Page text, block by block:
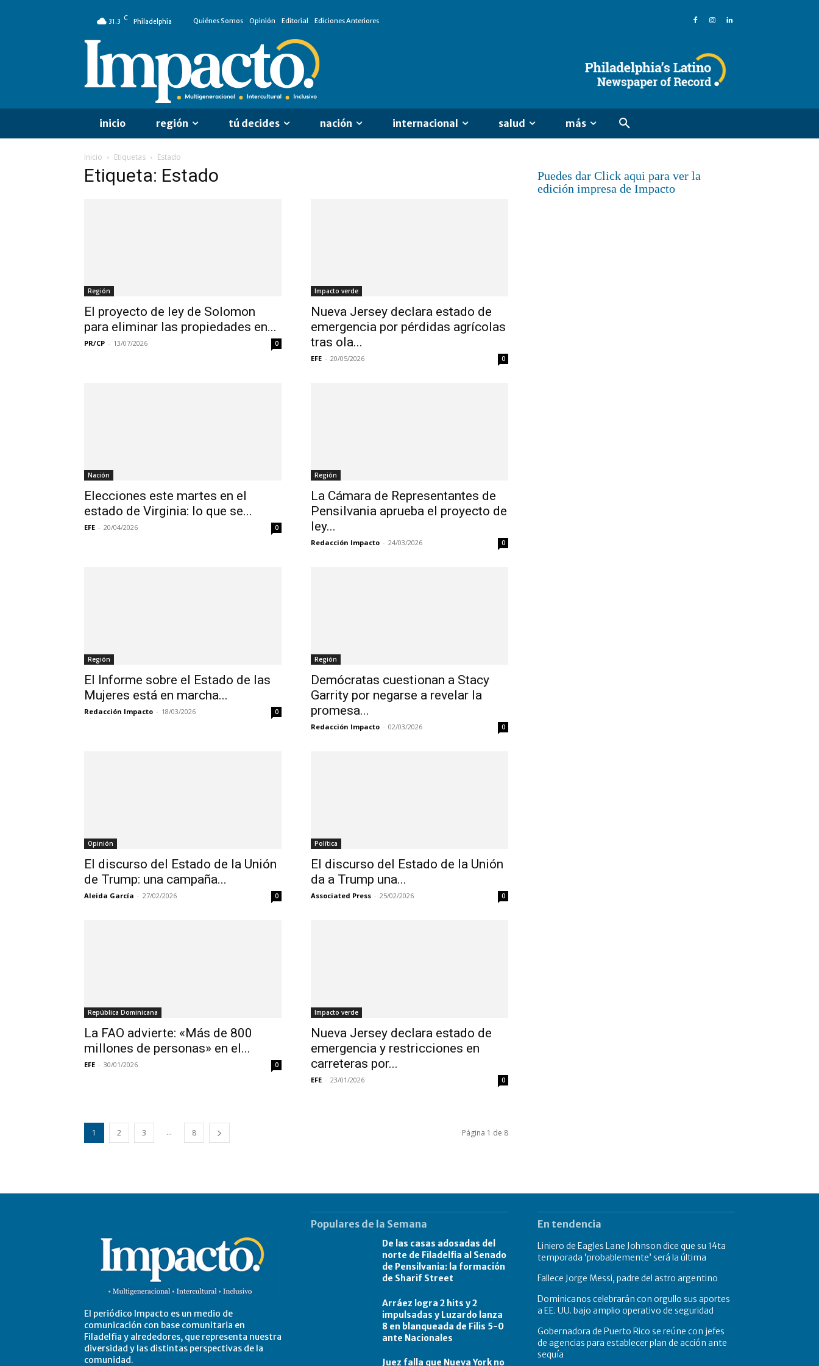
31.3 C Philadelphia Quiénes Somos Opinión Editorial Ediciones Anteriores
inicio región tú decides nación internacional salud más
Inicio Etiquetas Estado
Etiqueta: Estado
Región
El proyecto de ley de Solomon
para eliminar las propiedades en...
PR/CP - 13/07/2026 0
Impacto verde
Nueva Jersey declara estado de
emergencia por pérdidas agrícolas
tras ola...
EFE - 20/05/2026 0
Nación
Elecciones este martes en el
estado de Virginia: lo que se...
EFE - 20/04/2026 0
Región
La Cámara de Representantes de
Pensilvania aprueba el proyecto de
ley...
Redacción Impacto - 24/03/2026 0
Región
El Informe sobre el Estado de las
Mujeres está en marcha...
Redacción Impacto - 18/03/2026 0
Región
Demócratas cuestionan a Stacy
Garrity por negarse a revelar la
promesa...
Redacción Impacto - 02/03/2026 0
Opinión
El discurso del Estado de la Unión
de Trump: una campaña...
Aleida García - 27/02/2026 0
Política
El discurso del Estado de la Unión
da a Trump una...
Associated Press - 25/02/2026 0
República Dominicana
La FAO advierte: «Más de 800
millones de personas» en el...
EFE - 30/01/2026 0
Impacto verde
Nueva Jersey declara estado de
emergencia y restricciones en
carreteras por...
EFE - 23/01/2026 0
1 2 3 ... 8 Página 1 de 8
Puedes dar Click aqui para ver la
edición impresa de Impacto
El periódico Impacto es un medio de
comunicación con base comunitaria en
Filadelfia y alrededores, que representa nuestra
diversidad y las distintas perspectivas de la
comunidad.
Populares de la Semana
De las casas adosadas del
norte de Filadelfia al Senado
de Pensilvania: la formación
de Sharif Street
Arráez logra 2 hits y 2
impulsadas y Luzardo lanza
8 en blanqueada de Filis 5-0
ante Nacionales
Juez falla que Nueva York no
En tendencia
Liniero de Eagles Lane Johnson dice que su 14ta
temporada ‘probablemente’ será la última
Fallece Jorge Messi, padre del astro argentino
Dominicanos celebrarán con orgullo sus aportes
a EE. UU. bajo amplio operativo de seguridad
Gobernadora de Puerto Rico se reúne con jefes
de agencias para establecer plan de acción ante
sequía